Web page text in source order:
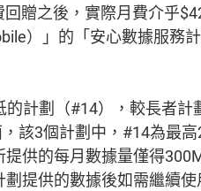
贈之後，實際月費介乎
）」的「安心數據服務
計劃（#14），較長者計
該3個計劃中，#14為最
供的每月數據量僅得
提供的數據後如需繼續